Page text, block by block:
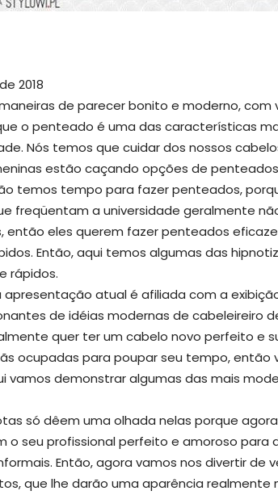
2018
de parecer bonito e moderno, com
o penteado é uma das características
Nós temos que cuidar dos nossos
estão caçando opções de
temos tempo para fazer penteados,
freqüentam a universidade geralmente
então eles querem fazer penteados
Então, aqui temos algumas das
rápidos.
apresentação atual é afiliada com a
de idéias modernas de cabeleireiro
quer ter um cabelo novo perfeito e
ocupadas para poupar seu tempo, então
vamos demonstrar algumas das mais
só dêem uma olhada nelas porque
o seu profissional perfeito e amoroso
Então, agora vamos nos divertir de
que lhe darão uma aparência realmente